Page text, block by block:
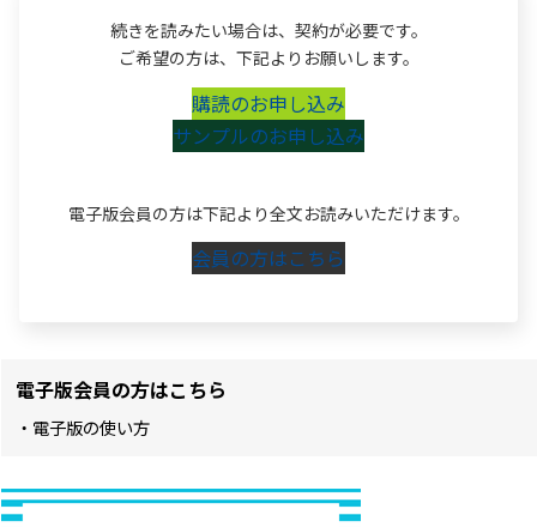
続きを読みたい場合は、契約が必要です。
ご希望の方は、下記よりお願いします。
購読のお申し込み
サンプルのお申し込み
電子版会員の方は下記より全文お読みいただけます。
会員の方はこちら
電子版会員の方はこちら
・電子版の使い方